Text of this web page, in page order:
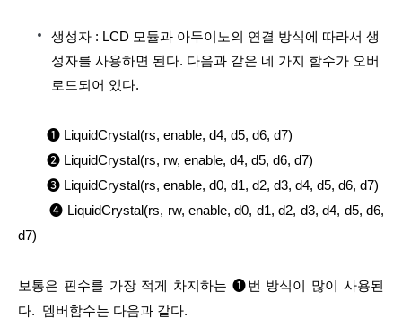
생성자 : LCD 모듈과 아두이노의 연결 방식에 따라서 생
성자를 사용하면 된다. 다음과 같은 네 가지 함수가 오버
로드되어 있다.
❶ LiquidCrystal(rs, enable, d4, d5, d6, d7)
❷ LiquidCrystal(rs, rw, enable, d4, d5, d6, d7)
❸ LiquidCrystal(rs, enable, d0, d1, d2, d3, d4, d5, d6, d7)
d7)
보통은 핀수를 가장 적게 차지하는 ❶번 방식이 많이 사용된
다.  멤버함수는 다음과 같다.